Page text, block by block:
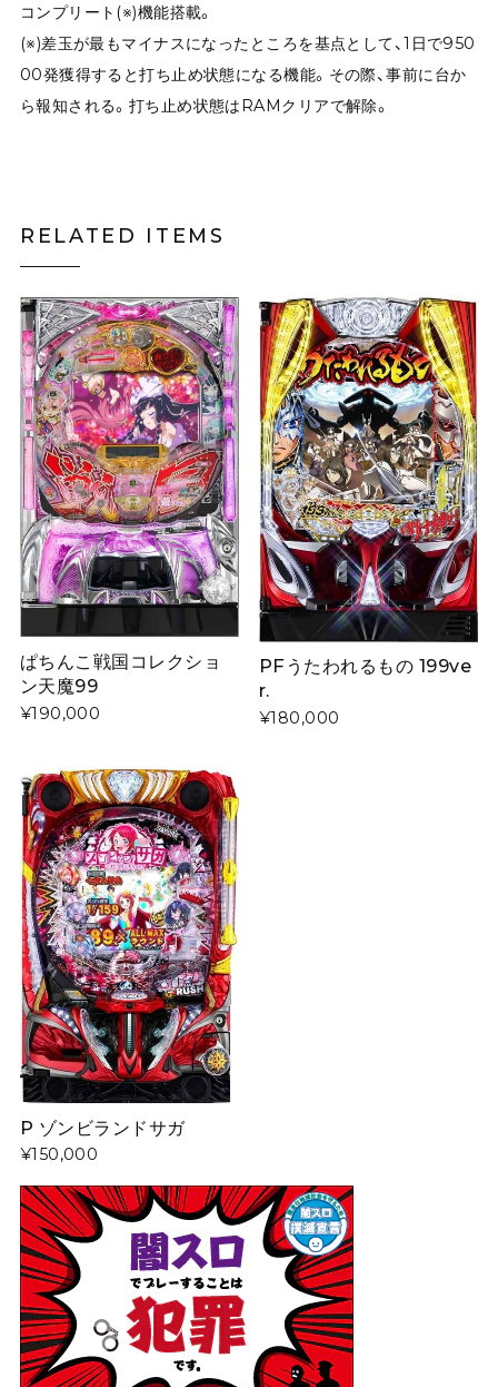
コンプリート(※)機能搭載。
(※)差玉が最もマイナスになったところを基点として、1日で950
00発獲得すると打ち止め状態になる機能。その際、事前に台か
ら報知される。打ち止め状態はRAMクリアで解除。
RELATED ITEMS
ぱちんこ戦国コレクショ
ン天魔99
¥190,000
PFうたわれるもの 199ve
r.
¥180,000
P ゾンビランドサガ
¥150,000